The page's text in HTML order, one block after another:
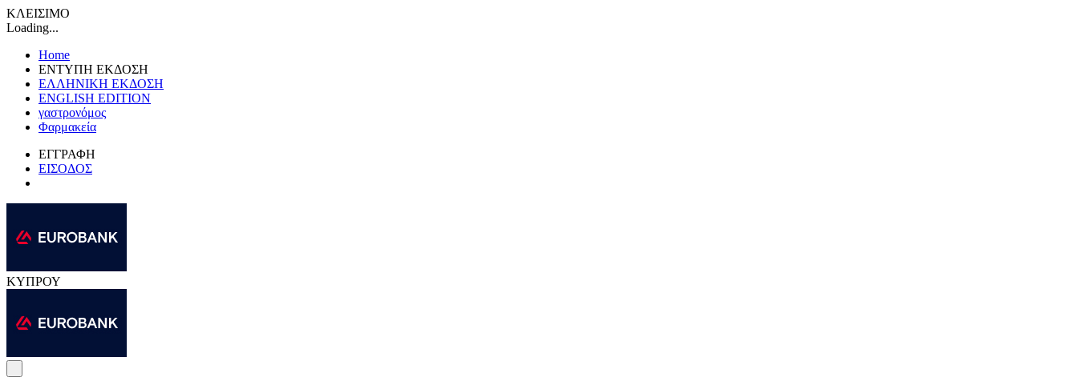
ΚΛΕΙΣΙΜΟ
Loading...
Home
ΕΝΤΥΠΗ ΕΚΔΟΣΗ
ΕΛΛΗΝΙΚΗ ΕΚΔΟΣΗ
ENGLISH EDITION
γαστρονόμος
Φαρμακεία
ΕΓΓΡΑΦΗ
ΕΙΣΟΔΟΣ
ΚΥΠΡΟΥ